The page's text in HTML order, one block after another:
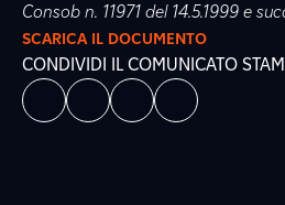
Consob n. 11971 del 14.5.1999 e
SCARICA IL DOCUMENTO
CONDIVIDI IL COMUNICATO